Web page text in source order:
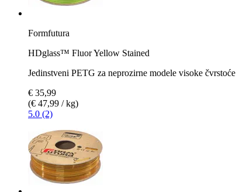
Formfutura
HDglass™ Fluor Yellow Stained
Jedinstveni PETG za neprozirne modele visoke čvrstoće
€ 35,99
(€ 47,99 / kg)
5.0 (2)